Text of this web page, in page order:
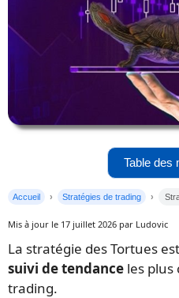
Table des
Accueil Stratégies de trading
Mis à jour le 17 juillet 2026 par Ludovic
La stratégie des Tortues
suivi de tendance les plus
trading.